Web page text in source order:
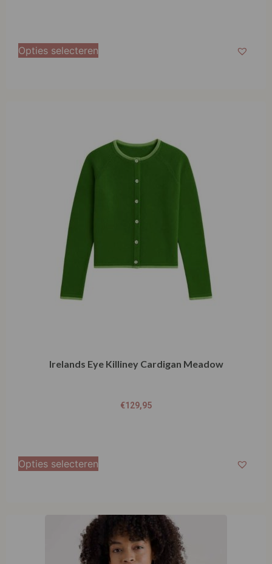
Opties selecteren
Irelands Eye Killiney Cardigan Meadow
€129,95
Opties selecteren